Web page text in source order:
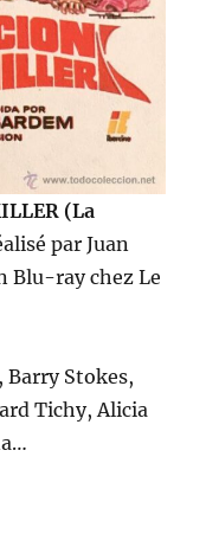
(La
par Juan
Blu-ray chez Le
Barry Stokes,
Tichy, Alicia